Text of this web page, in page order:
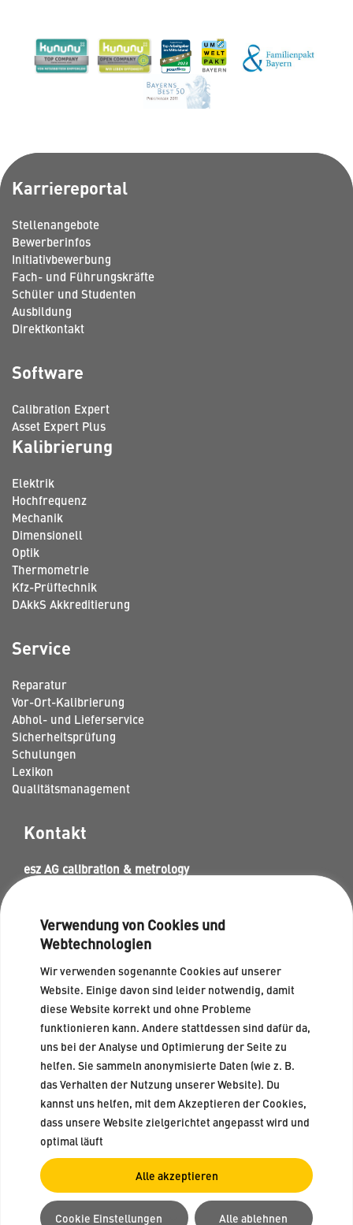
Verwendung von Cookies und
Webtechnologien
Wir verwenden sogenannte Cookies auf unserer
Website. Einige davon sind leider notwendig, damit
diese Website korrekt und ohne Probleme
funktionieren kann. Andere stattdessen sind dafür da,
uns bei der Analyse und Optimierung der Seite zu
helfen. Sie sammeln anonymisierte Daten (wie z. B.
das Verhalten der Nutzung unserer Website). Du
kannst uns helfen, mit dem Akzeptieren der Cookies,
dass unsere Website zielgerichtet angepasst wird und
optimal läuft
Cookie Einstellungen Alle ablehnen
Alle akzeptieren
Karriereportal
Stellenangebote
Bewerberinfos
Initiativbewerbung
Fach- und Führungskräfte
Schüler und Studenten
Ausbildung
Direktkontakt
Software
Calibration Expert
Asset Expert Plus
Kalibrierung
Elektrik
Hochfrequenz
Mechanik
Dimensionell
Optik
Thermometrie
Kfz-Prüftechnik
DAkkS Akkreditierung
Service
Reparatur
Vor-Ort-Kalibrierung
Abhol- und Lieferservice
Sicherheitsprüfung
Schulungen
Lexikon
Qualitätsmanagement
Kontakt
esz AG calibration & metrology
karriere@esz-ag.de
www.esz-ag.de
© esz AG calibration & metrology 2026|Datenschutz |Impressum
Richtlinien
Gender-Hinweis: In einigen Fällen haben wir auf geschlechtsspezifische
Hinweise verzichtet, um das Lesen zu vereinfachen. Falls wir die männliche
Form von personenbezogenen Hauptwörtern gewählt haben, ist damit keine
Herabwürdigung und/oder Diskriminierung weiblicher und intersexueller
Personen beabsichtigt. Alle Informationen und Angebote auf dieser
Webseite gelten stets gleichermaßen für alle.
Twitteryoutube
XingLinked In